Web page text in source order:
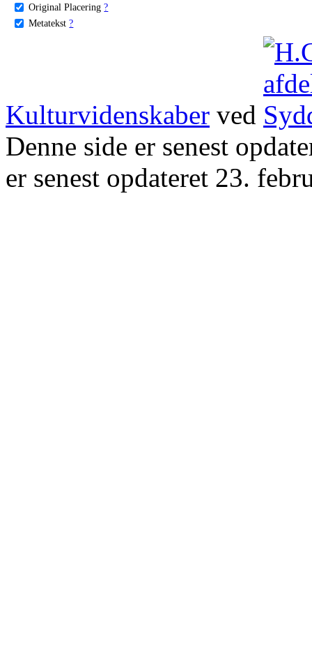
Original Placering ?
Metatekst ?
Kulturvidenskaber ved
Denne side er senest
er senest opdateret 23.